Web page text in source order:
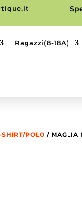
Ragazzi(8-18A)
SHIRT/POLO / MAGLIA